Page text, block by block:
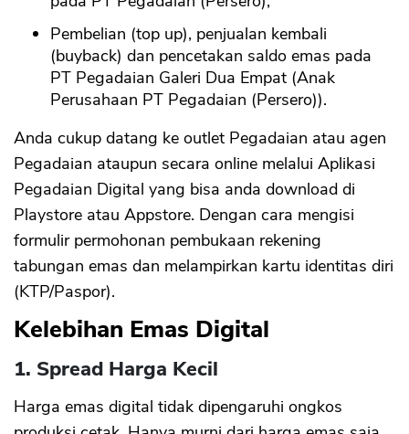
Pembelian (top up), penjualan kembali
(buyback) dan pencetakan saldo emas pada
PT Pegadaian Galeri Dua Empat (Anak
Perusahaan PT Pegadaian (Persero)).
Anda cukup datang ke outlet Pegadaian atau agen
Pegadaian ataupun secara online melalui Aplikasi
Pegadaian Digital yang bisa anda download di
Playstore atau Appstore. Dengan cara mengisi
formulir permohonan pembukaan rekening
tabungan emas dan melampirkan kartu identitas diri
(KTP/Paspor).
Kelebihan Emas Digital
1. Spread Harga Kecil
Harga emas digital tidak dipengaruhi ongkos